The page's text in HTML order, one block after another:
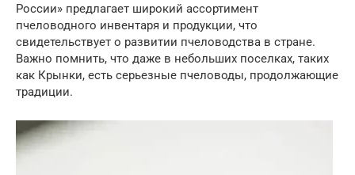
России» предлагает широкий ассортимент
пчеловодного инвентаря и продукции, что
свидетельствует о развитии пчеловодства в стране.
Важно помнить, что даже в небольших поселках, таких
как Крынки, есть серьезные пчеловоды, продолжающие
традиции.